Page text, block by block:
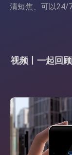
清短焦、可以24/
视频丨一起回
视
频
播
放
器